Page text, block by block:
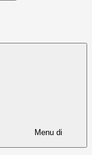
Menu di